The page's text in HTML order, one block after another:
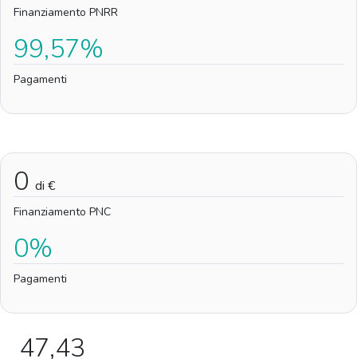
Finanziamento PNRR
99,57%
Pagamenti
0 di €
Finanziamento PNC
0%
Pagamenti
47,43